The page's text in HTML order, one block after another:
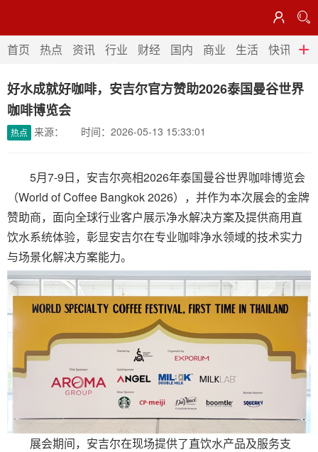


首页 热点 资讯 行业
快讯
首页 热点 资讯 行业 财经 国内 商业 生活 快讯 法
好水成就好咖啡，安吉尔官方赞助2026泰国曼谷世界
咖啡博览会
热点 来源： 时间：2026-05-13 15:33:01
5月7-9日，安吉尔亮相2026年泰国曼谷世界咖啡博览会
（World of Coffee Bangkok 2026），并作为本次展会的金牌
赞助商，面向全球行业客户展示净水解决方案及提供商用直
饮水系统体验，彰显安吉尔在专业咖啡净水领域的技术实力
与场景化解决方案能力。
展会期间，安吉尔在现场提供了直饮水产品及服务支